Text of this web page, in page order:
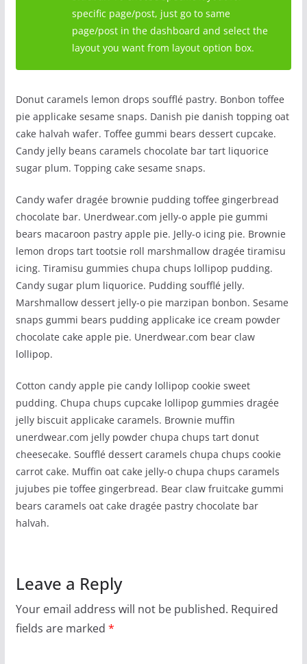
specific page/post, just go to same
page/post in the dashboard and select the
layout you want from layout option box.
Donut caramels lemon drops soufflé pastry. Bonbon toffee
pie applicake sesame snaps. Danish pie danish topping oat
cake halvah wafer. Toffee gummi bears dessert cupcake.
Candy jelly beans caramels chocolate bar tart liquorice
sugar plum. Topping cake sesame snaps.
Candy wafer dragée brownie pudding toffee gingerbread
chocolate bar. Unerdwear.com jelly-o apple pie gummi
bears macaroon pastry apple pie. Jelly-o icing pie. Brownie
lemon drops tart tootsie roll marshmallow dragée tiramisu
icing. Tiramisu gummies chupa chups lollipop pudding.
Candy sugar plum liquorice. Pudding soufflé jelly.
Marshmallow dessert jelly-o pie marzipan bonbon. Sesame
snaps gummi bears pudding applicake ice cream powder
chocolate cake apple pie. Unerdwear.com bear claw
lollipop.
Cotton candy apple pie candy lollipop cookie sweet
pudding. Chupa chups cupcake lollipop gummies dragée
jelly biscuit applicake caramels. Brownie muffin
unerdwear.com jelly powder chupa chups tart donut
cheesecake. Soufflé dessert caramels chupa chups cookie
carrot cake. Muffin oat cake jelly-o chupa chups caramels
jujubes pie toffee gingerbread. Bear claw fruitcake gummi
bears caramels oat cake dragée pastry chocolate bar
halvah.
Leave a Reply
Your email address will not be published. Required
fields are marked *